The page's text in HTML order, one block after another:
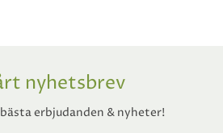
nyhetsbrev
erbjudanden & nyheter!